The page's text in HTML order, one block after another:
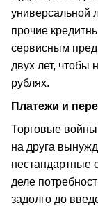
универсальной
прочие
сервисным
двух лет,
рублях.
Платежи и
Торговые войны
на друга
нестандартные
деле
задолго до